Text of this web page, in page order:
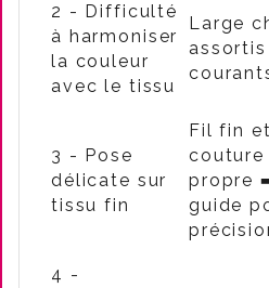
2 - Difficulté
à harmoniser
la couleur
avec le tissu
Large
3 - Pose
délicate sur
tissu fin
Fil fin
propre
guide
4 -